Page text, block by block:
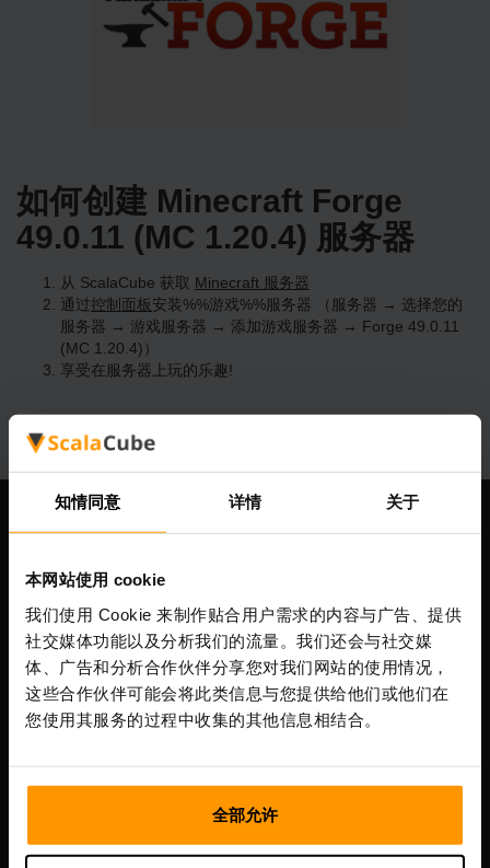
知情同意 详情 关于
本网站使用 cookie
我们使用 Cookie 来制作贴合用户需求的内容与广告、提供
社交媒体功能以及分析我们的流量。我们还会与社交媒
体、广告和分析合作伙伴分享您对我们网站的使用情况，
这些合作伙伴可能会将此类信息与您提供给他们或他们在
您使用其服务的过程中收集的其他信息相结合。
全部允许
如何创建 Minecraft Forge
49.0.11 (MC 1.20.4) 服务器
从 ScalaCube 获取 Minecraft 服务器
通过控制面板安装%%游戏%%服务器 （服务器 → 选择您的
服务器 → 游戏服务器 → 添加游戏服务器 → Forge 49.0.11
(MC 1.20.4)）
享受在服务器上玩的乐趣!
我们公司
Scalable Hosting Solutions OÜ
注册码: 14652605
增值税号: EE102133820
地址: Harju maakond, Tallinn, Kesklinna linnaosa,
Vesivärava tn 50-201, 10152